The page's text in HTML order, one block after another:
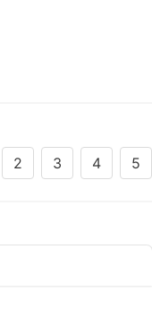
2 3 4 5